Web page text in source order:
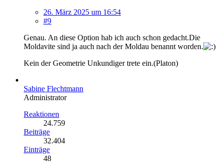
26. März 2025 um 16:54
#9
Genau. An diese Option hab ich auch schon gedacht.Die
Moldavite sind ja auch nach der Moldau benannt worden.
Kein der Geometrie Unkundiger trete ein.(Platon)
Sabine Flechtmann
Administrator
Reaktionen
24.759
Beiträge
32.404
Einträge
48